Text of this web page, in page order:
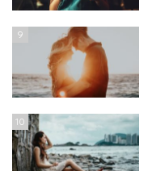
9
10